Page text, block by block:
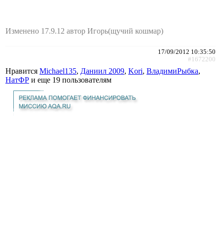
Изменено 17.9.12 автор Игорь(щучий кошмар)
17/09/2012 10:35:50
#1672200
Нравится Michael135, Даниил 2009, Kori, ВладимиРыбка,
НатФР и еще 19 пользователям